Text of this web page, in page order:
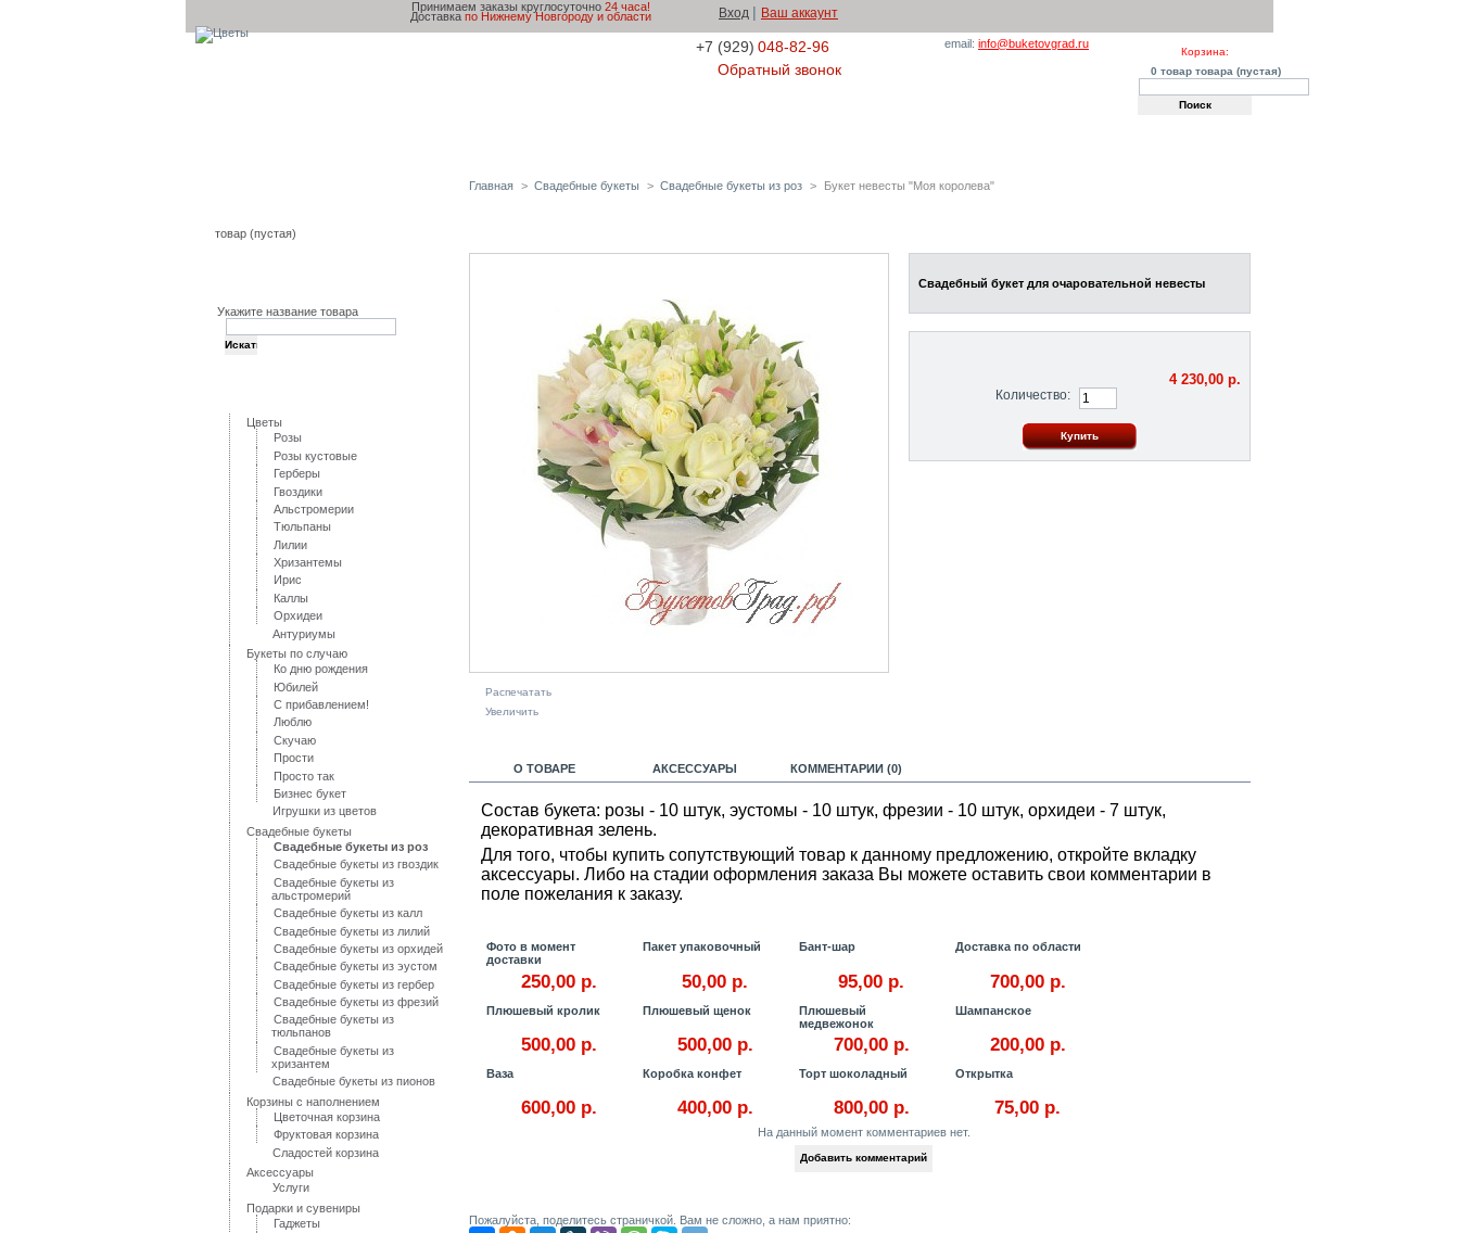
Вход | Ваш аккаунт
Принимаем заказы круглосуточно 24 часа!
Доставка по Нижнему Новгороду и области
+7 (929) 048-82-96
Обратный звонок
email: info@buketovgrad.ru
Корзина:
0 товар товара (пустая)
Главная > Свадебные букеты > Свадебные букеты из роз > Букет невесты "Моя королева"
Распечатать
Увеличить
Свадебный букет для очаровательной невесты
4 230,00 р.
Количество:
О ТОВАРЕ АКСЕССУАРЫ КОММЕНТАРИИ (0)
Состав букета: розы - 10 штук, эустомы - 10 штук, фрезии - 10 штук, орхидеи - 7 штук,
декоративная зелень .
Для того, чтобы купить сопутствующий товар к данному предложению, откройте вкладку
аксессуары. Либо на стадии оформления заказа Вы можете оставить свои комментарии в
поле пожелания к заказу.
Фото в момент
доставки
250,00 р.
Пакет упаковочный
50,00 р.
Бант-шар
95,00 р.
Доставка по области
700,00 р.
Плюшевый кролик
500,00 р.
Плюшевый щенок
500,00 р.
Плюшевый
медвежонок
700,00 р.
Шампанское
200,00 р.
Ваза
600,00 р.
Коробка конфет
400,00 р.
Торт шоколадный
800,00 р.
Открытка
75,00 р.
На данный момент комментариев нет.
Пожалуйста, поделитесь страничкой. Вам не сложно, а нам приятно:
товар (пустая)
Укажите название товара
Цветы
Розы
Розы кустовые
Герберы
Гвоздики
Альстромерии
Тюльпаны
Лилии
Хризантемы
Ирис
Каллы
Орхидеи
Антуриумы
Букеты по случаю
Ко дню рождения
Юбилей
С прибавлением!
Люблю
Скучаю
Прости
Просто так
Бизнес букет
Игрушки из цветов
Свадебные букеты
Свадебные букеты из роз
Свадебные букеты из гвоздик
Свадебные букеты из
альстромерий
Свадебные букеты из калл
Свадебные букеты из лилий
Свадебные букеты из орхидей
Свадебные букеты из эустом
Свадебные букеты из гербер
Свадебные букеты из фрезий
Свадебные букеты из
тюльпанов
Свадебные букеты из
хризантем
Свадебные букеты из пионов
Корзины с наполнением
Цветочная корзина
Фруктовая корзина
Сладостей корзина
Аксессуары
Услуги
Подарки и сувениры
Гаджеты